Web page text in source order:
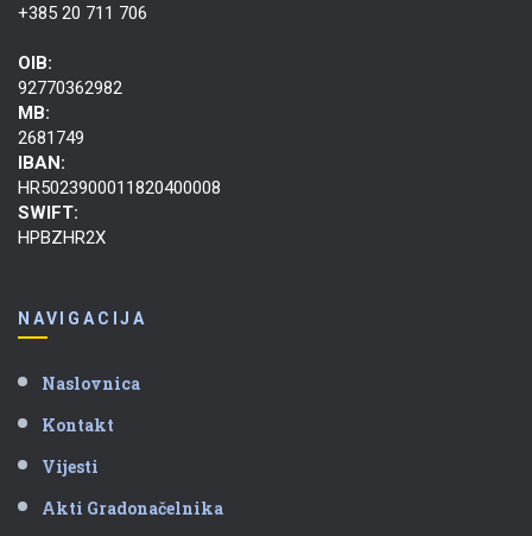
+385 20 711 706
OIB:
92770362982
MB:
2681749
IBAN:
HR5023900011820400008
SWIFT:
HPBZHR2X
NAVIGACIJA
Naslovnica
Kontakt
Vijesti
Akti Gradonačelnika